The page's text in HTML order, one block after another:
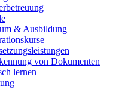
& Ausbildung
von Dokumenten
lernen